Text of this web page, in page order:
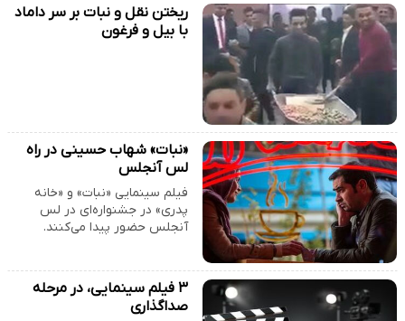
ریختن نقل و نبات بر سر داماد
با بیل و فرغون
«نبات» شهاب حسینی در راه
لس آنجلس
فیلم سینمایی «نبات» و «خانه
پدری» در جشنواره‌ای در لس
آنجلس حضور پیدا می‌کنند.
۳ فیلم سینمایی، در مرحله
صداگذاری